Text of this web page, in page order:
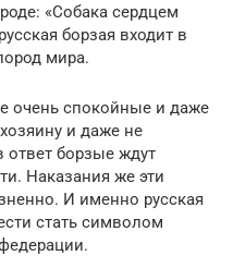
«Собака сердцем
борзая входит в
мира.
очень спокойные и даже
и даже не
борзые ждут
Наказания же эти
И именно русская
стать символом